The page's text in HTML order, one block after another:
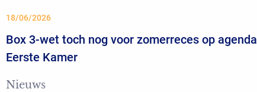
18/06/2026
Box 3-wet toch nog voor zomerreces op agenda
Eerste Kamer
Nieuws